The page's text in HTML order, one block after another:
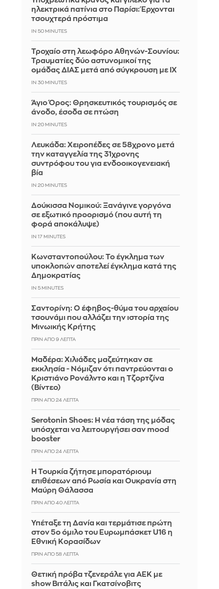
ηλεκτρικά πατίνια στο Παρίσι: Έρχονται
τσουχτερά πρόστιμα
IN 50 MINUTES
Τροχαίο στη λεωφόρο Αθηνών-Σουνίου:
Τραυματίες δύο αστυνομικοί της
ομάδας ΔΙΑΣ μετά από σύγκρουση με ΙΧ
IN 30 MINUTES
Άγιο Όρος: Θρησκευτικός τουρισμός σε
άνοδο, έσοδα σε πτώση
IN 20 MINUTES
Λευκάδα: Χειροπέδες σε 58χρονο μετά
την καταγγελία της 31χρονης
συντρόφου του για ενδοοικογενειακή
βία
IN 20 MINUTES
Δούκισσα Νομικού: Ξανάγινε γοργόνα
σε εξωτικό προορισμό (που αυτή τη
φορά αποκάλυψε)
IN 17 MINUTES
Κωνσταντοπούλου: Το έγκλημα των
υποκλοπών αποτελεί έγκλημα κατά της
Δημοκρατίας
IN 5 MINUTES
Σαντορίνη: Ο έφηβος-θύμα του αρχαίου
τσουνάμι που αλλάζει την ιστορία της
Μινωικής Κρήτης
ΠΡΙΝ ΑΠΌ 9 ΛΕΠΤΆ
Μαδέρα: Χιλιάδες μαζεύτηκαν σε
εκκλησία - Νόμιζαν ότι παντρεύονται ο
Κριστιάνο Ρονάλντο και η Τζορτζίνα
(Βίντεο)
ΠΡΙΝ ΑΠΌ 24 ΛΕΠΤΆ
Serotonin Shoes: Η νέα τάση της μόδας
υπόσχεται να λειτουργήσει σαν mood
booster
ΠΡΙΝ ΑΠΌ 24 ΛΕΠΤΆ
Η Τουρκία ζήτησε μπορατόριουμ
επιθέσεων από Ρωσία και Ουκρανία στη
Μαύρη Θάλασσα
ΠΡΙΝ ΑΠΌ 40 ΛΕΠΤΆ
Υπέταξε τη Δανία και τερμάτισε πρώτη
στον 5ο όμιλο του Ευρωμπάσκετ U16 η
Εθνική Κορασίδων
ΠΡΙΝ ΑΠΌ 58 ΛΕΠΤΆ
Θετική πρόβα τζενεράλε για ΑΕΚ με
show Βιτάλις και Γκατσίνοβιτς